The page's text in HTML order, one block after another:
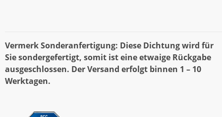
Vermerk Sonderanfertigung: Diese Dichtung wird für
Sie sondergefertigt, somit ist eine etwaige Rückgabe
ausgeschlossen. Der Versand erfolgt binnen 1 – 10
Werktagen.